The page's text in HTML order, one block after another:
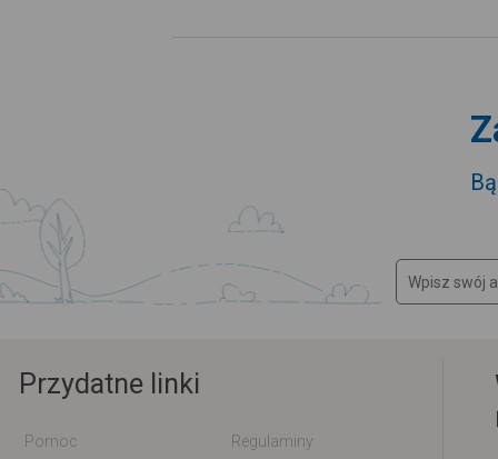
Przydatne linki
Pomoc
Regulaminy